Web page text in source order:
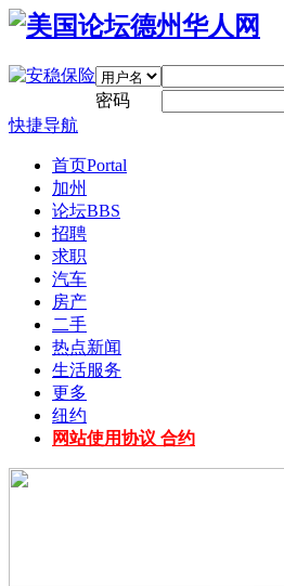
密码
快捷导航
首页Portal
加州
论坛BBS
招聘
求职
汽车
房产
二手
热点新闻
生活服务
更多
纽约
网站使用协议 合约